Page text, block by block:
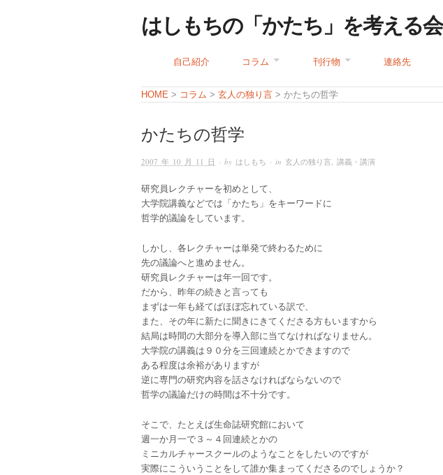
はしもちの「かたち」を考える会
自己紹介 コラム 刊行物 連絡先
HOME > コラム > 玄人の独り言 > かたちの哲学
かたちの哲学
2007 年 10 月 11 日 · by はしもち · in 玄人の独り言, 講義・講演
研究員レクチャーを初めとして、
大学院講義などでは「かたち」をキーワードに
哲学的議論をしています。
しかし、各レクチャーは単発で終わるために
先の議論へと進めません。
研究員レクチャーは年一回です。
だから、昨年の続きと言っても
まずは一年も経てばほぼ忘れている訳で、
また、その年に新たに聞きにきてくださる方もいますから
結局は時間の大部分を導入部に当てなければなりません。
大学院の講義は９０分を三回連続とかできますので
ある程度は余裕がありますが
逆に専門の研究内容を話さなければならないので
哲学の議論だけの時間は不十分です。
そこで、たとえば生命誌研究館において
週一か月一で３～４回連続とかの
ミニカルチャースクールのようなことをしたいのですが
実際にこういうことをして誰か集まってくださるのでしょうか？